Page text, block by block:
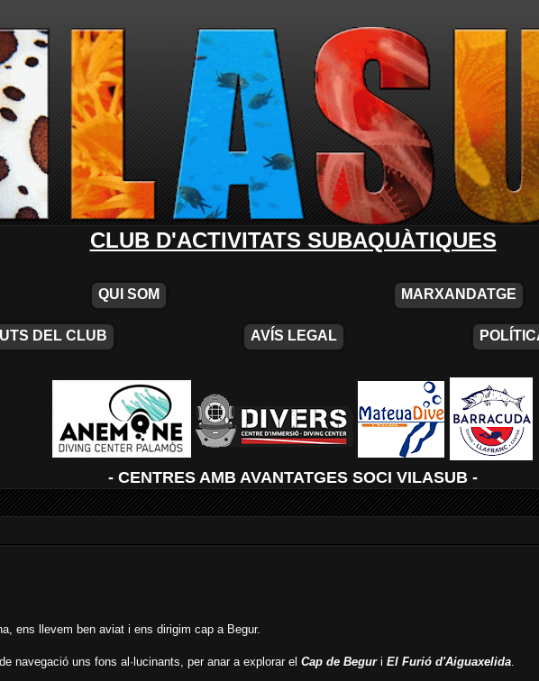
CLUB D'ACTIVITATS SUBAQUÀTIQUES
QUI SOM MARXANDATGE
DEL CLUB AVÍS LEGAL
- CENTRES AMB AVANTATGES SOCI VILASUB -
ens llevem ben aviat i ens dirigim cap a Begur.
navegació uns fons al·lucinants, per anar a explorar el Cap de Beguri El Furió d'Aiguaxelida.